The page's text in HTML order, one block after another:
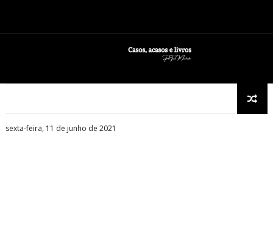
sexta-feira, 11 de junho de 2021